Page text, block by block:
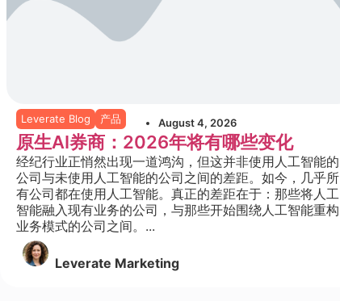
Leverate Blog 产品 August 4, 2026
原生AI券商：2026年将有哪些变化
经纪行业正悄然出现一道鸿沟，但这并非使用人工智能的
公司与未使用人工智能的公司之间的差距。如今，几乎所
有公司都在使用人工智能。真正的差距在于：那些将人工
智能融入现有业务的公司，与那些开始围绕人工智能重构
业务模式的公司之间。...
Leverate Marketing